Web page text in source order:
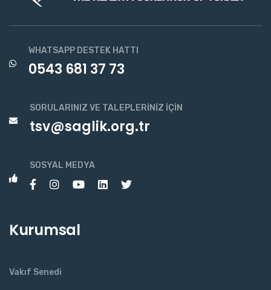
WHATSAPP DESTEK HATTI
0543 681 37 73
SORULARINIZ VE TALEPLERINIZ İÇIN
tsv@saglik.org.tr
SOSYAL MEDYA
Kurumsal
Vakıf Senedi